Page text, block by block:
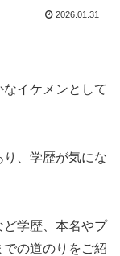
2026.01.31
イケメンとして
、学歴が気にな
学歴、本名やプ
の道のりをご紹